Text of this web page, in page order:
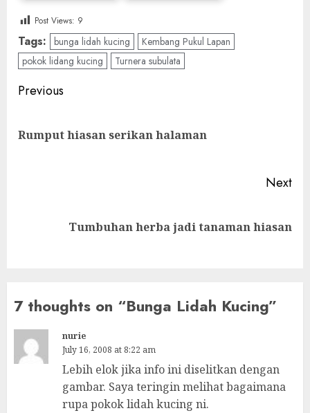
Post Views: 9
Tags: bunga lidah kucing
Kembang Pukul Lapan
pokok lidang kucing
Turnera subulata
Post
Previous
Rumput hiasan serikan halaman
Next
Tumbuhan herba jadi tanaman hiasan
7 thoughts on “Bunga Lidah Kucing”
nurie
July 16, 2008 at 8:22 am
Lebih elok jika info ini diselitkan dengan
gambar. Saya teringin melihat bagaimana
rupa pokok lidah kucing ni.